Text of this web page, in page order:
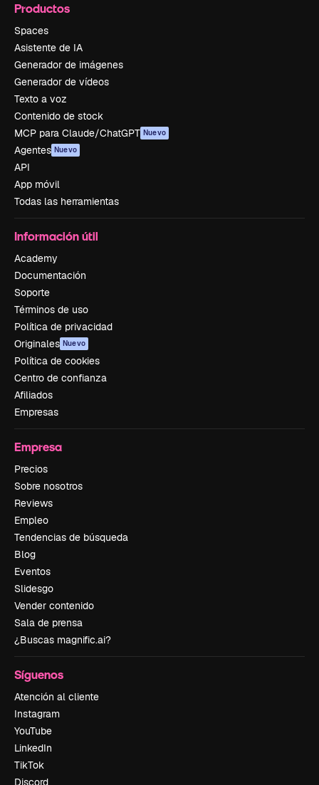
Productos
Spaces
Asistente de IA
Generador de imágenes
Generador de vídeos
Texto a voz
Contenido de stock
MCP para Claude/ChatGPT Nuevo
Agentes Nuevo
API
App móvil
Todas las herramientas
Información útil
Academy
Documentación
Soporte
Términos de uso
Política de privacidad
Originales Nuevo
Política de cookies
Centro de confianza
Afiliados
Empresas
Empresa
Precios
Sobre nosotros
Reviews
Empleo
Tendencias de búsqueda
Blog
Eventos
Slidesgo
Vender contenido
Sala de prensa
¿Buscas magnific.ai?
Síguenos
Atención al cliente
Instagram
YouTube
LinkedIn
TikTok
Discord